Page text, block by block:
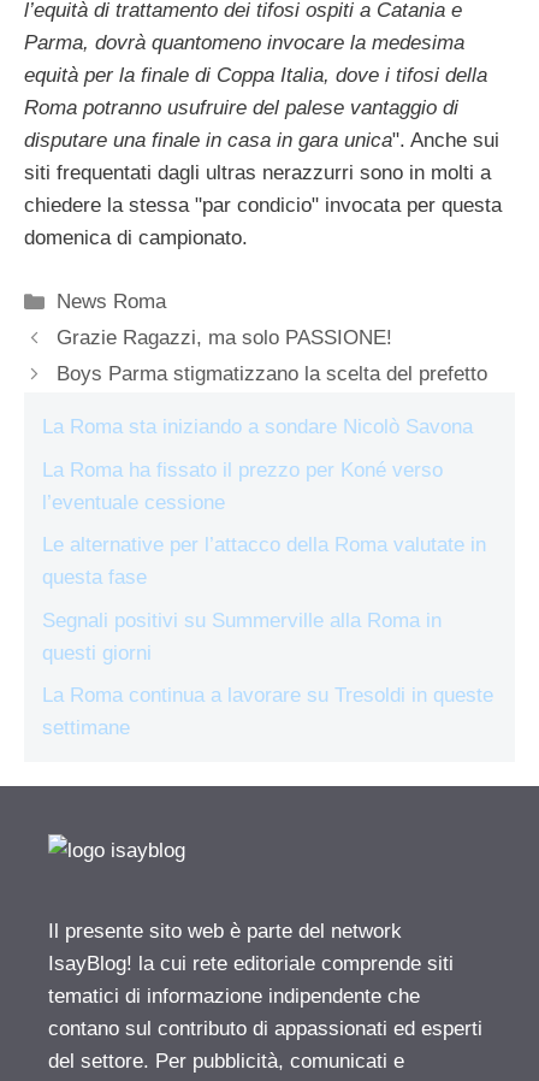
l’equità di trattamento dei tifosi ospiti a Catania e
Parma, dovrà quantomeno invocare la medesima
equità per la finale di Coppa Italia, dove i tifosi della
Roma potranno usufruire del palese vantaggio di
disputare una finale in casa in gara unica". Anche sui
siti frequentati dagli ultras nerazzurri sono in molti a
chiedere la stessa "par condicio" invocata per questa
domenica di campionato.
Categorie
News Roma
Grazie Ragazzi, ma solo PASSIONE!
Boys Parma stigmatizzano la scelta del prefetto
La Roma sta iniziando a sondare Nicolò Savona
La Roma ha fissato il prezzo per Koné verso
l’eventuale cessione
Le alternative per l’attacco della Roma valutate in
questa fase
Segnali positivi su Summerville alla Roma in
questi giorni
La Roma continua a lavorare su Tresoldi in queste
settimane
Il presente sito web è parte del network
IsayBlog! la cui rete editoriale comprende siti
tematici di informazione indipendente che
contano sul contributo di appassionati ed esperti
del settore. Per pubblicità, comunicati e